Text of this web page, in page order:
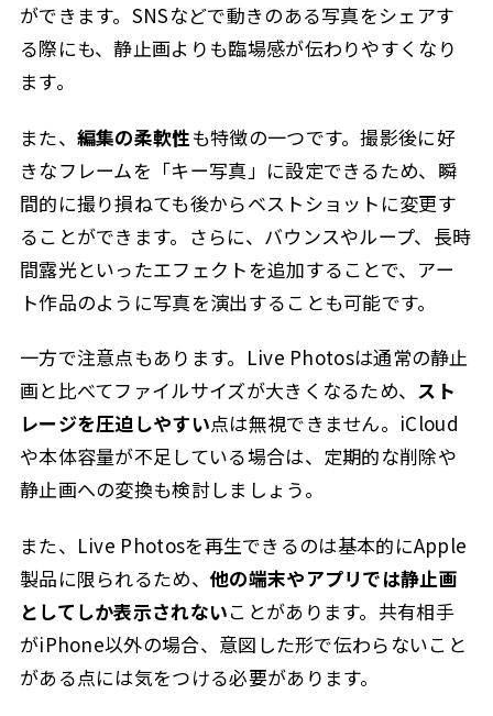
ができます。SNSなどで動きのある写真をシェアす
る際にも、静止画よりも臨場感が伝わりやすくなり
ます。
また、 編集の柔軟性も特徴の一つです。撮影後に好
きなフレームを「キー写真」に設定できるため、瞬
間的に撮り損ねても後からベストショットに変更す
ることができます。さらに、バウンスやループ、長時
間露光といったエフェクトを追加することで、アー
ト作品のように写真を演出することも可能です。
一方で注意点もあります。Live Photosは通常の静止
画と比べてファイルサイズが大きくなるため、 スト
レージを圧迫しやすい点は無視できません。iCloud
や本体容量が不足している場合は、定期的な削除や
静止画への変換も検討しましょう。
また、Live Photosを再生できるのは基本的にApple
製品に限られるため、 他の端末やアプリでは静止画
としてしか表示されないことがあります。共有相手
がiPhone以外の場合、意図した形で伝わらないこと
がある点には気をつける必要があります。